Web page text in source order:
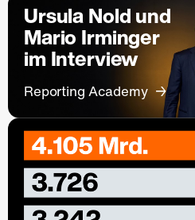
Ursula Nold und
Mario Irminger
im Interview
Reporting Academy